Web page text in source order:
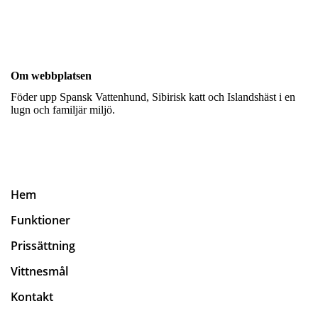
Om webbplatsen
Föder upp Spansk Vattenhund, Sibirisk katt och Islandshäst i en
lugn och familjär miljö.
Hem
Funktioner
Prissättning
Vittnesmål
Kontakt